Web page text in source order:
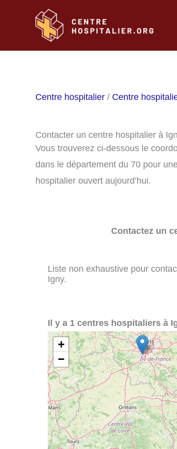
Centre hospitalier / Centre
Contacter un centre hospitalier à
Vous trouverez ci-dessous le
dans le département du 70 pour
hospitalier ouvert aujourd’hui.
Contactez un
Liste non exhaustive pour
Igny.
Il y a 1 centres hospitaliers à
+
−